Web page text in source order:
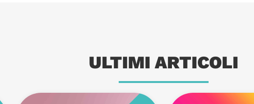
ULTIMI ARTICOLI